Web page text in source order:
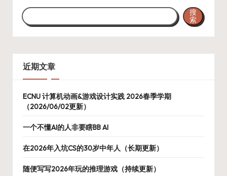
搜
索
近期文章
ECNU 计算机动画&游戏设计实践 2026春季学期
（2026/06/02更新）
一个不懂AI的人非要瞎BB AI
在2026年入坑CS的30岁中年人（长期更新）
随便写写2026年玩的推理游戏（持续更新）